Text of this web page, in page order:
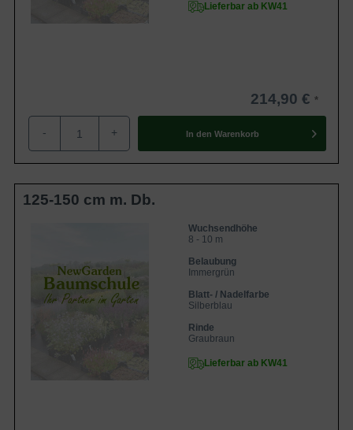
Lieferbar ab KW41
214,90 €
- + In den Warenkorb
125-150 cm m. Db.
Wuchsendhöhe
8 - 10 m
Belaubung
Immergrün
Blatt- / Nadelfarbe
Silberblau
Rinde
Graubraun
Lieferbar ab KW41